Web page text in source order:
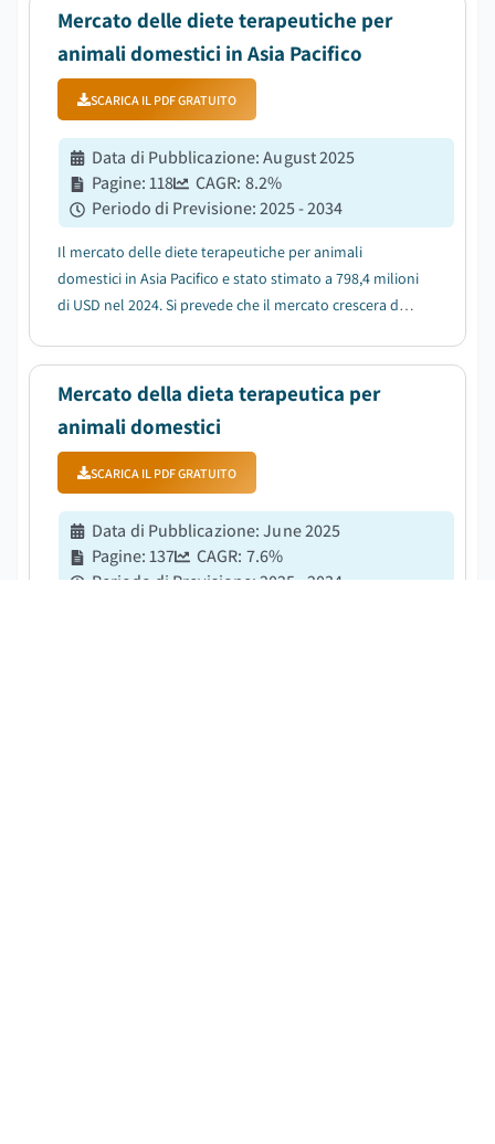
durante il periodo di previsione...
Mercato delle diete terapeutiche per
animali domestici in Asia Pacifico
SCARICA IL PDF GRATUITO
Data di Pubblicazione:August 2025
Pagine:118 CAGR: 8.2%
Periodo di Previsione:2025 - 2034
Il mercato delle diete terapeutiche per animali
domestici in Asia Pacifico e stato stimato a 798,4 milioni
di USD nel 2024. Si prevede che il mercato crescera da
rapporto pubblicato da Global Market...
Mercato della dieta terapeutica per
animali domestici
SCARICA IL PDF GRATUITO
Data di Pubblicazione:June 2025
Pagine:137 CAGR: 7.6%
Periodo di Previsione:2025 - 2034